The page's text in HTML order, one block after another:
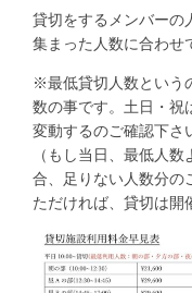
貸切をするメンバーの
集まった人数に合わせ
※最低貸切人数という
数の事です。土日・祝
変動するのご確認下さ
（もし当日、最低人
合、足りない人数分の
ただければ、貸切は開